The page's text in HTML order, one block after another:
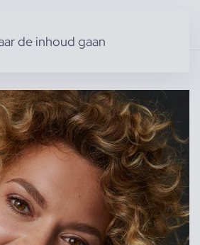
de inhoud gaan